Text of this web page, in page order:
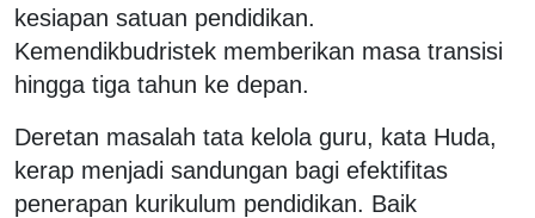
kesiapan satuan pendidikan.
Kemendikbudristek memberikan masa transisi
hingga tiga tahun ke depan.
Deretan masalah tata kelola guru, kata Huda,
kerap menjadi sandungan bagi efektifitas
penerapan kurikulum pendidikan. Baik